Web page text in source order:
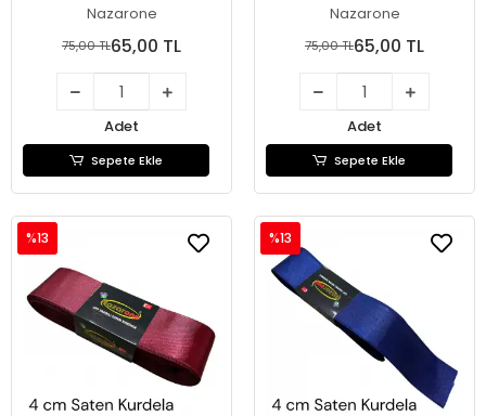
Nazarone
75,00 TL65,00 TL
Adet
Sepete Ekle
Nazarone
75,00 TL65,00 TL
Adet
Sepete Ekle
%13 %13